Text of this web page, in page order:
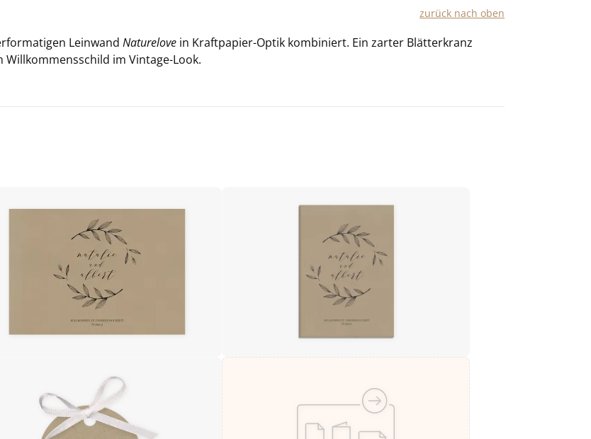
zu­rück nach oben
Lein­wand Na­tu­re­love in Kraftpapier-​Optik kom­bi­niert. Ein zar­ter Blät­t­er­kranz
im Vintage-​Look.